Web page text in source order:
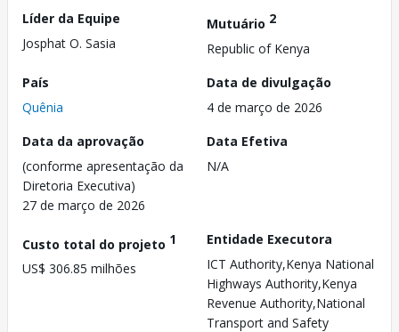
Líder da Equipe
Josphat O. Sasia
Mutuário 2
Republic of Kenya
País
Quênia
Data de divulgação
4 de março de 2026
Data da aprovação
(conforme apresentação da
Diretoria Executiva)
27 de março de 2026
Data Efetiva
N/A
Custo total do projeto 1
US$ 306.85 milhões
Entidade Executora
ICT Authority,Kenya National
Highways Authority,Kenya
Revenue Authority,National
Transport and Safety